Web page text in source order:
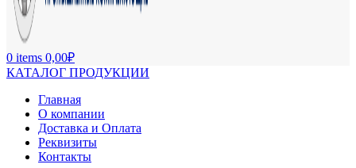
0 items 0,00₽
КАТАЛОГ ПРОДУКЦИИ
Главная
О компании
Доставка и Оплата
Реквизиты
Контакты